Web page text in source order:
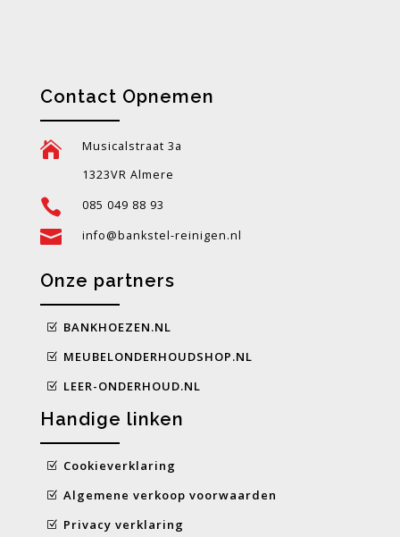
Contact Opnemen

Musicalstraat 3a
1323VR Almere
 085 049 88 93
 info@bankstel-reinigen.nl
Onze partners
BANKHOEZEN.NL
MEUBELONDERHOUDSHOP.NL
LEER-ONDERHOUD.NL
Handige linken
Cookieverklaring
Algemene verkoop voorwaarden
Privacy verklaring